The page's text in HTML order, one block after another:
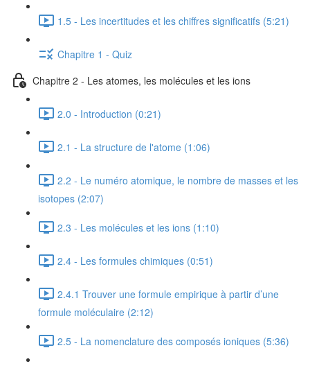
1.5 - Les incertitudes et les chiffres significatifs (5:21)
Chapitre 1 - Quiz
Chapitre 2 - Les atomes, les molécules et les ions
2.0 - Introduction (0:21)
2.1 - La structure de l'atome (1:06)
2.2 - Le numéro atomique, le nombre de masses et les
isotopes (2:07)
2.3 - Les molécules et les ions (1:10)
2.4 - Les formules chimiques (0:51)
2.4.1 Trouver une formule empirique à partir d’une
formule moléculaire (2:12)
2.5 - La nomenclature des composés ioniques (5:36)